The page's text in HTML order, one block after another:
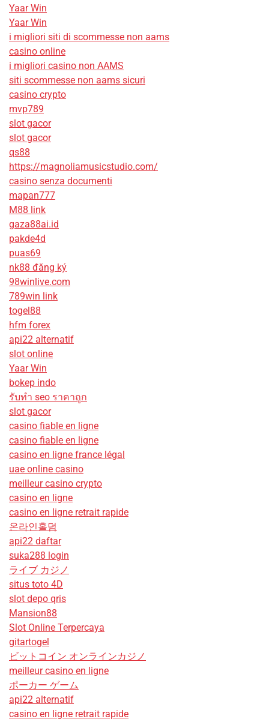
Yaar Win
Yaar Win
i migliori siti di scommesse non aams
casino online
i migliori casino non AAMS
siti scommesse non aams sicuri
casino crypto
mvp789
slot gacor
slot gacor
qs88
https://magnoliamusicstudio.com/
casino senza documenti
mapan777
M88 link
gaza88ai.id
pakde4d
puas69
nk88 đăng ký
98winlive.com
789win link
togel88
hfm forex
api22 alternatif
slot online
Yaar Win
bokep indo
รับทํา seo ราคาถูก
slot gacor
casino fiable en ligne
casino fiable en ligne
casino en ligne france légal
uae online casino
meilleur casino crypto
casino en ligne
casino en ligne retrait rapide
온라인홀덤
api22 daftar
suka288 login
ライブ カジノ
situs toto 4D
slot depo qris
Mansion88
Slot Online Terpercaya
gitartogel
ビットコイン オンラインカジノ
meilleur casino en ligne
ポーカー ゲーム
api22 alternatif
casino en ligne retrait rapide